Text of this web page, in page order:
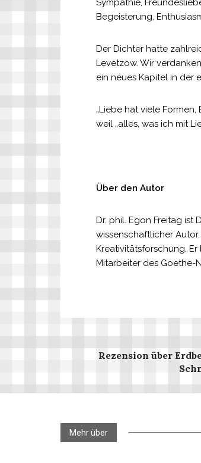
Sympathie,
Begeisterung,
Der Dichter hatte
Levetzow. Wir
ein neues Kapitel in der
„Liebe hat viele Formen,
weil „alles, was ich mit
Über den Autor
Dr. phil. Egon Freitag
wissenschaftlicher
Kreativitätsforschung.
Mitarbeiter des Goethe-
Beitrags-
Rezension über
Mehr über